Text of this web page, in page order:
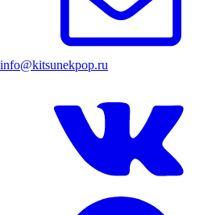
info@kitsunekpop.ru